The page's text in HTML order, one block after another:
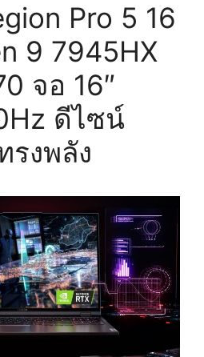
Pro 5 16
9 7945HX
จอ 16″
ดีไซน์
รงพลัง